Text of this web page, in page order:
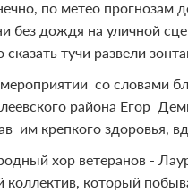
по метео прогнозам
без дождя на уличной
тучи развели
со словами
района Егор
им крепкого здоровья,
хор ветеранов -
коллектив, который